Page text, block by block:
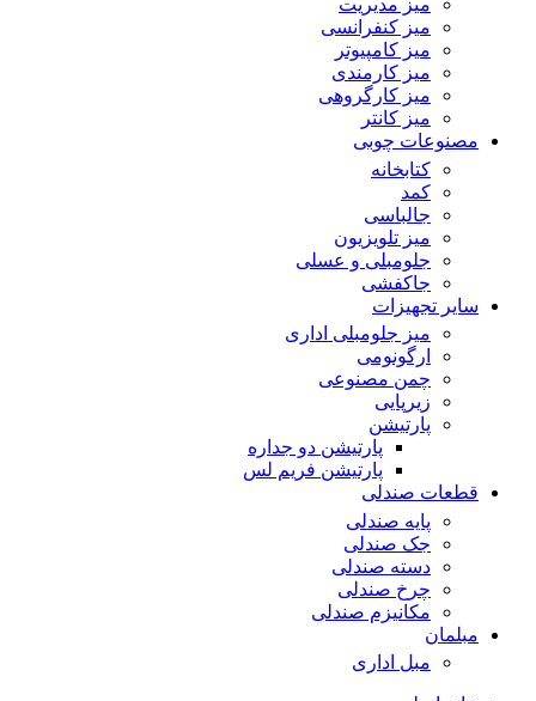
میز مدیریت
میز کنفرانسی
میز کامپیوتر
میز کارمندی
میز کارگروهی
میز کانتر
مصنوعات چوبی
کتابخانه
کمد
جالباسی
میز تلویزیون
جلومبلی و عسلی
جاکفشی
سایر تجهیزات
میز جلومبلی اداری
ارگونومی
چمن مصنوعی
زیرپایی
پارتیشن
پارتیشن دو جداره
پارتیشن فریم لس
قطعات صندلی
پایه صندلی
جک صندلی
دسته صندلی
چرخ صندلی
مکانیزم صندلی
مبلمان
مبل اداری